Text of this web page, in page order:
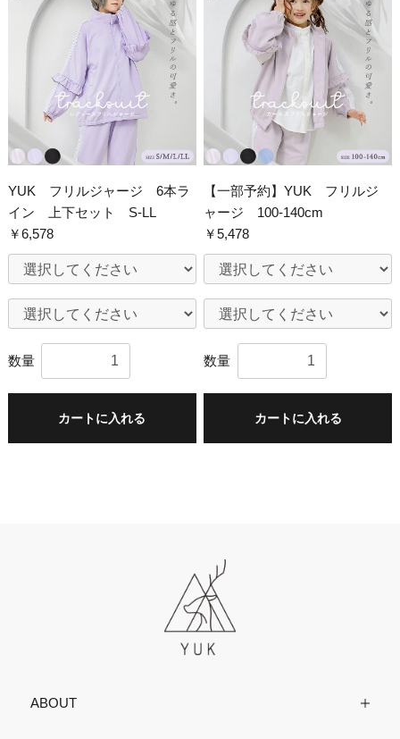
YUK フリルジャージ 6本ラ
イン 上下セット S-LL
￥6,578
数量
カートに入れる
【一部予約】YUK フリルジ
ャージ 100-140cm
￥5,478
数量
カートに入れる
ABOUT